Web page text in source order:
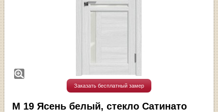
Заказать бесплатный замер
М 19 Ясень белый, стекло Сатинато